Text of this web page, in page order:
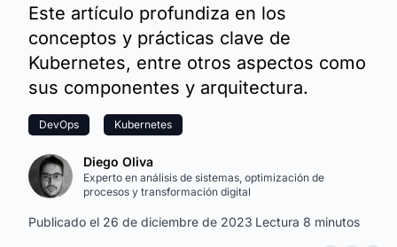
Este artículo profundiza en los
conceptos y prácticas clave de
Kubernetes, entre otros aspectos como
sus componentes y arquitectura.
DevOps Kubernetes
Diego Oliva
Experto en análisis de sistemas, optimización de
procesos y transformación digital
Lectura 8 minutos
Publicado el 26 de diciembre de 2023